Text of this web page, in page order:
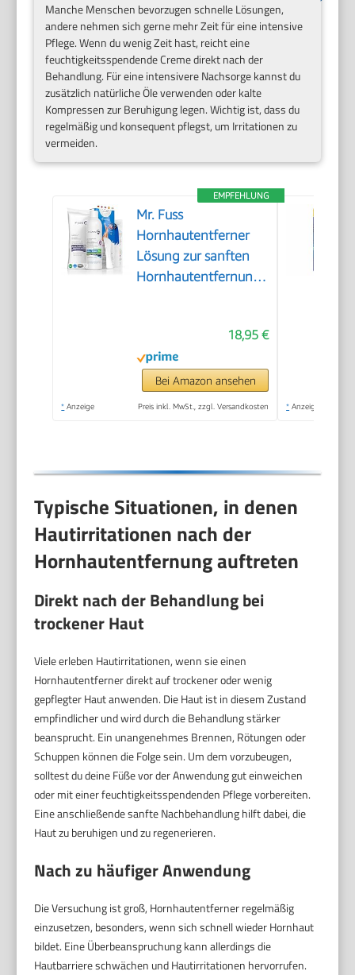
Manche Menschen bevorzugen schnelle Lösungen,
andere nehmen sich gerne mehr Zeit für eine intensive
Pflege. Wenn du wenig Zeit hast, reicht eine
feuchtigkeitsspendende Creme direkt nach der
Behandlung. Für eine intensivere Nachsorge kannst du
zusätzlich natürliche Öle verwenden oder kalte
Kompressen zur Beruhigung legen. Wichtig ist, dass du
regelmäßig und konsequent pflegst, um Irritationen zu
vermeiden.
EMPFEHLUNG
Mr. Fuss
Hornhautentferner
Lösung zur sanften
Hornhautentfernung
Fußpflege Pediküre
Set ohne Schleifen
mit Sofort-Effekt.
18,95 €
Bei Amazon ansehen
* Anzeige Preis inkl. MwSt., zzgl. Versandkosten * Anzeige
Typische Situationen, in denen
Hautirritationen nach der
Hornhautentfernung auftreten
Direkt nach der Behandlung bei
trockener Haut
Viele erleben Hautirritationen, wenn sie einen
Hornhautentferner direkt auf trockener oder wenig
gepflegter Haut anwenden. Die Haut ist in diesem Zustand
empfindlicher und wird durch die Behandlung stärker
beansprucht. Ein unangenehmes Brennen, Rötungen oder
Schuppen können die Folge sein. Um dem vorzubeugen,
solltest du deine Füße vor der Anwendung gut einweichen
oder mit einer feuchtigkeitsspendenden Pflege vorbereiten.
Eine anschließende sanfte Nachbehandlung hilft dabei, die
Haut zu beruhigen und zu regenerieren.
Nach zu häufiger Anwendung
Die Versuchung ist groß, Hornhautentferner regelmäßig
einzusetzen, besonders, wenn sich schnell wieder Hornhaut
bildet. Eine Überbeanspruchung kann allerdings die
Hautbarriere schwächen und Hautirritationen hervorrufen.